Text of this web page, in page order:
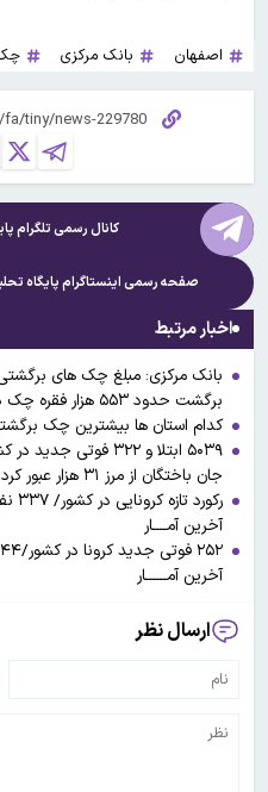
اصفهان بانک مرکزی
کانال رسمی تلگرام
صفحه رسمی اینستاگرام پایگاه
اخبار مرتبط
برگشت حدود ۵۵۳ هزار فقره چک در یک ماه
کدام استان ها بیشترین چک
۵۰۳۹ ابتلا و ۳۲۲
جان باختگان از مرز ۳۱ هزار عبور کرد
آخرین آمــــار
آخرین آمــــــار
ارسال نظر